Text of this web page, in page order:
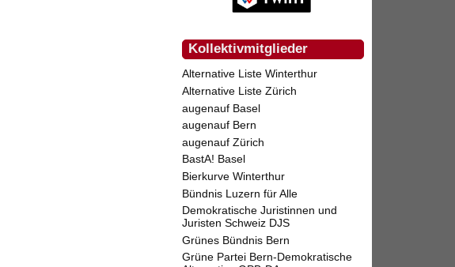
Kollektivmitglieder
Alternative Liste Winterthur
Alternative Liste Zürich
augenauf Basel
augenauf Bern
augenauf Zürich
BastA! Basel
Bierkurve Winterthur
Bündnis Luzern für Alle
Demokratische Juristinnen und
Juristen Schweiz DJS
Grünes Bündnis Bern
Grüne Partei Bern-Demokratische